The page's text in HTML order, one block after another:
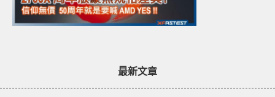
最新文章